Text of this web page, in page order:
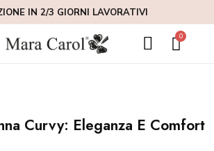
IN 2/3 GIORNI LAVORATIVI
Curvy: Eleganza E Comfort
qualità, senza rinunciare al comfort. Sia che tu
per donna curvy per una giornata